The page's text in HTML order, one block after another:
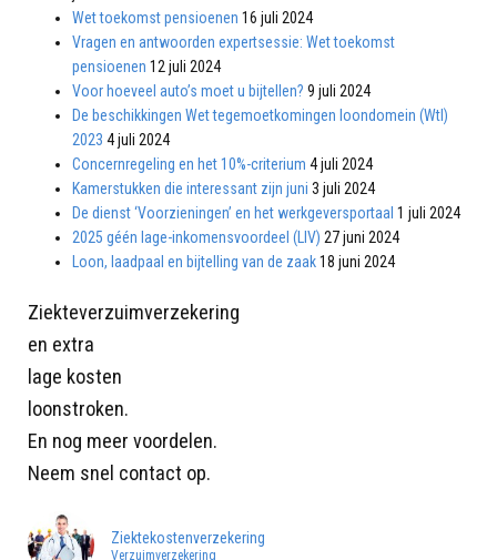
Wet toekomst pensioenen 16 juli 2024
Vragen en antwoorden expertsessie: Wet toekomst
pensioenen 12 juli 2024
Voor hoeveel auto’s moet u bijtellen? 9 juli 2024
De beschikkingen Wet tegemoetkomingen loondomein (Wtl)
2023 4 juli 2024
Concernregeling en het 10%-criterium 4 juli 2024
Kamerstukken die interessant zijn juni 3 juli 2024
De dienst ‘Voorzieningen’ en het werkgeversportaal 1 juli 2024
2025 géén lage-inkomensvoordeel (LIV) 27 juni 2024
Loon, laadpaal en bijtelling van de zaak18 juni 2024
Ziekteverzuimverzekering
en extra
lage kosten
loonstroken.
En nog meer voordelen.
Neem snel contact op.
Ziektekostenverzekering
Verzuimverzekering